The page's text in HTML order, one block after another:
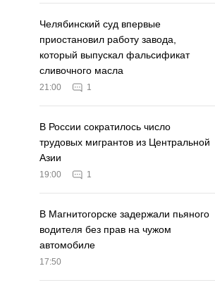
Челябинский суд впервые
приостановил работу завода,
который выпускал фальсификат
сливочного масла
21:00 1
В России сократилось число
трудовых мигрантов из Центральной
Азии
19:00 1
В Магнитогорске задержали пьяного
водителя без прав на чужом
автомобиле
17:50